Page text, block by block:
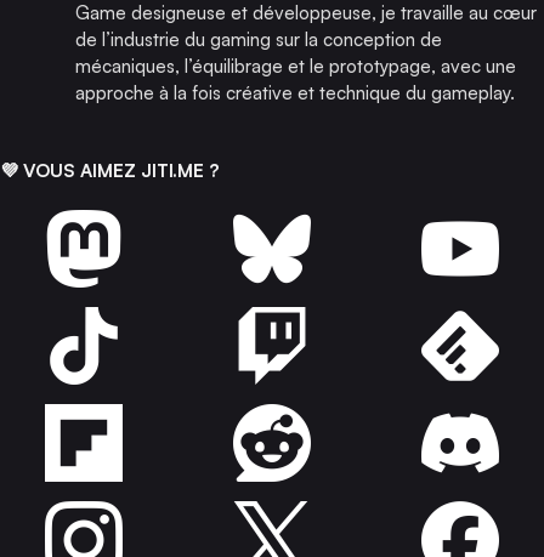
Game designeuse et développeuse, je travaille au cœur
de l’industrie du gaming sur la conception de
mécaniques, l’équilibrage et le prototypage, avec une
approche à la fois créative et technique du gameplay.
💜 VOUS AIMEZ JITI.ME ?